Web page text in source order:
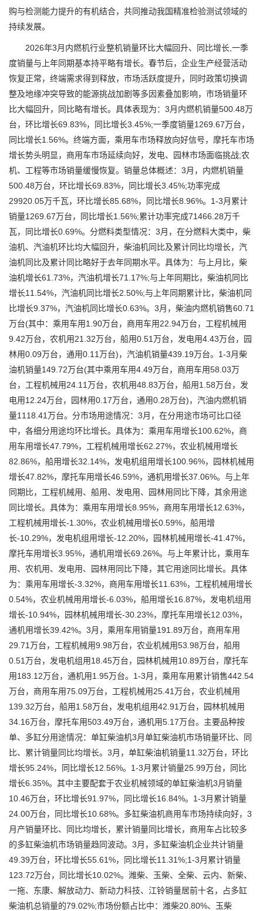
购与检测能力提升的有机结合，共同推动我国精准检验测试领域的
持续发展。
2026年3月内燃机行业整机销量环比大幅回升、同比增长,一季
度销量与上年同期基本持平略有增长。春节后，企业生产经营活动
恢复正常，终端需求得到释放，市场活跃度提升，同时政策切换调
整及地缘冲突导致的能源挑战加剧等多因素叠加影响，市场销量环
比大幅回升，同比略有增长。具体表现为：3月内燃机销量500.48万
台，环比增长69.83%，同比增长3.45%;一季度销量1269.67万台，
同比增长1.56%。终端方面，乘用车市场释放向好信号，摩托车市场
增长势头明显，商用车市场延续向好，发电、园林市场面临挑战;农
机、工程等市场销量缓慢恢复。销量总体概述：3月，内燃机销量
500.48万台，环比增长69.83%，同比增长3.45%;功率完成
29920.05万千瓦，环比增长85.68%，同比增长8.96%。1-3月累计
销量1269.67万台，同比增长1.56%;累计功率完成71466.28万千
瓦，同比增长0.69%。分燃料类型情况：3月，在分燃料大类中，柴
油机、汽油机环比均大幅回升，柴油机同比及累计同比均增长，汽
油机同比及累计同比略好于去年同期水平。具体为：与上月比，柴
油机增长61.73%，汽油机增长71.17%;与上年同期比，柴油机同比
增长11.54%，汽油机同比增长2.50%;与上年同期累计比，柴油机同
比增长9.37%，汽油机同比增长0.63%。3月，柴油内燃机销售60.71
万台(其中：乘用车用1.90万台，商用车用22.94万台，工程机械用
9.42万台，农机用21.32万台，船用0.51万台，发电用4.43万台，园
林用0.09万台，通用0.11万台)，汽油机销量439.19万台。1-3月柴
油机销量149.72万台(其中乘用车用4.49万台，商用车用58.03万
台，工程机械用24.11万台，农机用48.83万台，船用1.58万台，发
电用12.24万台，园林用0.17万台，通用0.28万台)，汽油内燃机销
量1118.41万台。分市场用途情况：3月，在分用途市场可比口径
中，各细分用途均环比增长。具体为：乘用车用增长100.62%，商
用车用增长47.79%，工程机械用增长62.27%，农业机械用增长
82.86%，船用增长32.14%，发电机组用增长100.96%，园林机械用
增长47.82%，摩托车用增长46.59%，通机用增长37.06%。与上年
同期比，工程机械用、船用、发电用、园林用同比下降，其余用途
同比增长。具体为：乘用车用增长8.95%，商用车用增长12.63%，
工程机械用增长-1.30%，农业机械用增长0.59%，船用增
长-10.29%，发电机组用增长-12.20%，园林机械用增长-41.47%，
摩托车用增长3.95%，通机用增长69.26%。与上年累计比，乘用车
用、农机用、发电用、园林用同比下降，其它用途同比增长。具体
为：乘用车用增长-3.32%，商用车用增长11.63%，工程机械用增长
0.54%，农业机械用用增长-6.03%，船用增长16.87%，发电机组用
增长-10.94%，园林机械用增长-30.23%，摩托车用增长12.03%，
通机用增长39.42%。3月，乘用车用销量191.89万台，商用车用
29.71万台，工程机械用9.98万台，农业机械用53.98万台，船用
0.51万台，发电机组用18.45万台，园林机械用10.89万台，摩托车
用183.12万台，通机用1.95万台。1-3月，乘用车用累计销售442.54
万台，商用车用75.09万台，工程机械用25.41万台，农业机械用
139.32万台，船用1.58万台，发电机组用42.91万台，园林机械用
34.16万台，摩托车用503.49万台，通机用5.17万台。主要品种按
单、多缸分用途情况：单缸柴油机3月单缸柴油机市场销量环比、同
比、累计销量同比均增长。3月，单缸柴油机销量11.32万台，环比
增长95.24%，同比增长12.56%。1-3月累计销量25.99万台，同比
增长6.35%。其中主要配套于农业机械领域的单缸柴油机3月销量
10.46万台，环比增长91.97%，同比增长16.84%。1-3月累计销量
24.00万台，同比增长10.68%。多缸柴油机商用车市场持续向好，3
月产销量环比、同比均增长，累计销量同比增长，商用车占比较多
的多缸柴油机市场销量趋同波动。3月，多缸柴油机企业共计销量
49.39万台，环比增长55.61%，同比增长11.31%;1-3月累计销量
123.72万台，同比增长10.02%。潍柴、玉柴、全柴、云内、新柴、
一拖、东康、解放动力、新动力科技、江铃销量居前十名，占多缸
柴油机总销量的79.02%;市场份额占比中：潍柴20.80%、玉柴